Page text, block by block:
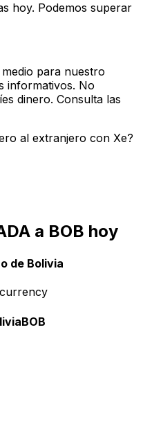
hoy. Podemos superar
para nuestro
informativos. No
dinero. Consulta las
al extranjero con Xe?
a BOB hoy
de Bolivia
BOB